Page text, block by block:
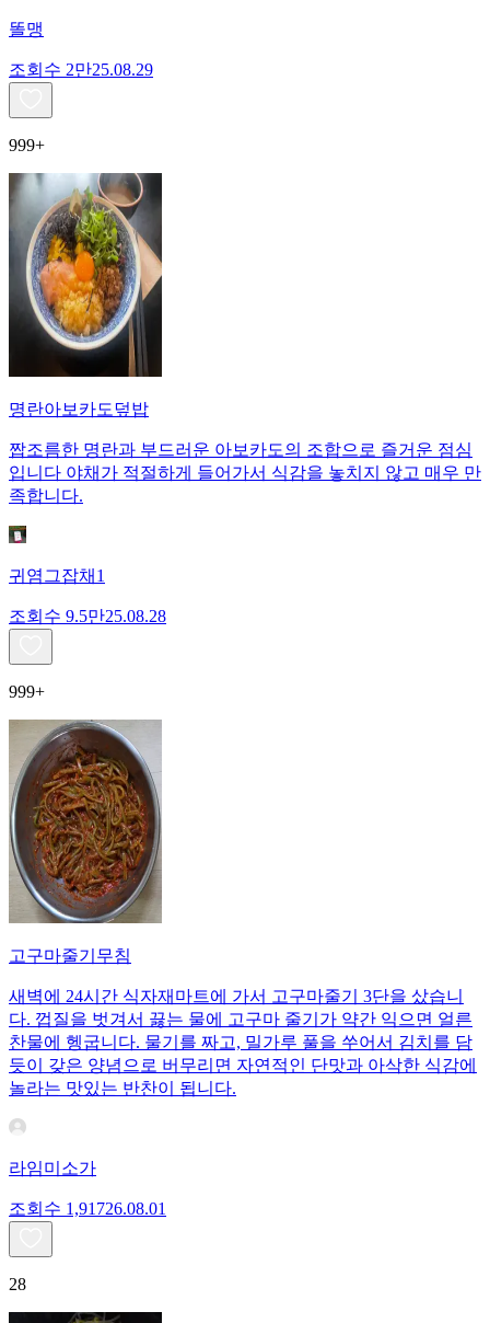
똘맹
조회수 2만25.08.29
999+
명란아보카도덮밥
짭조름한 명란과 부드러운 아보카도의 조합으로 즐거운 점심
입니다 야채가 적절하게 들어가서 식감을 놓치지 않고 매우 만
족합니다.
귀염그잡채1
조회수 9.5만25.08.28
999+
고구마줄기무침
새벽에 24시간 식자재마트에 가서 고구마줄기 3단을 샀습니
다. 껍질을 벗겨서 끓는 물에 고구마 줄기가 약간 익으면 얼른
찬물에 헹굽니다. 물기를 짜고, 밀가루 풀을 쑤어서 김치를 담
듯이 갖은 양념으로 버무리면 자연적인 단맛과 아삭한 식감에
놀라는 맛있는 반찬이 됩니다.
라임미소가
조회수 1,91726.08.01
28